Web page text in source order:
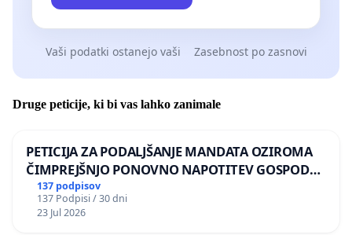
Vaši podatki ostanejo vaši Zasebnost po zasnovi
Druge peticije, ki bi vas lahko zanimale
PETICIJA ZA PODALJŠANJE MANDATA OZIROMA
ČIMPREJŠNJO PONOVNO NAPOTITEV GOSPODA
BERNARDA ŠRAJNERJA NA VELEPOSLANIŠTVO
REPUBLIKE SLOVENIJE V MOSKVI
137 podpisov
137 Podpisi / 30 dni
23 Jul 2026